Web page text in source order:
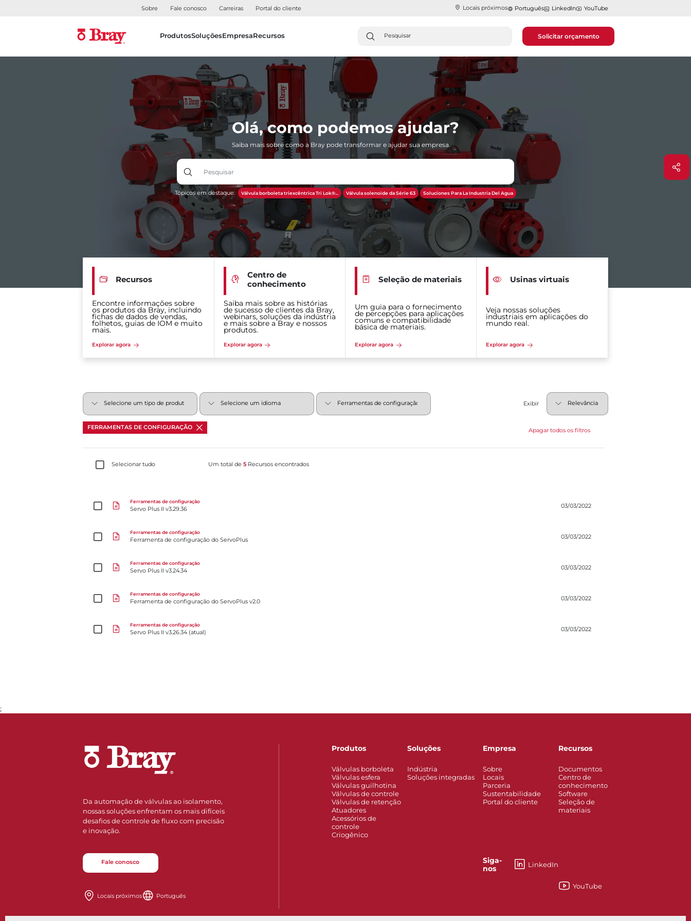
Sobre Fale conosco Carreiras Portal do cliente Locais próximos Português LinkedIn YouTube
ProdutosSoluçõesEmpresaRecursos Solicitar orçamento
Olá, como podemos ajudar?
Saiba mais sobre como a Bray pode transformar e ajudar sua empresa.
Tópicos em destaque: Válvula borboleta triexcêntrica Tri Lok®... Válvula solenoide da Série 63 Soluciones Para La Industria Del Agua
Recursos
Encontre informações sobre
os produtos da Bray, incluindo
fichas de dados de vendas,
folhetos, guias de IOM e muito
mais.
Explorar agora
Centro de
conhecimento
Saiba mais sobre as histórias
de sucesso de clientes da Bray,
webinars, soluções da indústria
e mais sobre a Bray e nossos
produtos.
Explorar agora
Seleção de materiais
Um guia para o fornecimento
de percepções para aplicações
comuns e compatibilidade
básica de materiais.
Explorar agora
Usinas virtuais
Veja nossas soluções
industriais em aplicações do
mundo real.
Explorar agora
Exibir
FERRAMENTAS DE CONFIGURAÇÃO Apagar todos os filtros
Selecionar tudo Um total de5 Recursos encontrados
Ferramentas de configuração
Servo Plus II v3.29.36 03/03/2022
Ferramentas de configuração
Ferramenta de configuração do ServoPlus 03/03/2022
Ferramentas de configuração
Servo Plus II v3.24.34 03/03/2022
Ferramentas de configuração
Ferramenta de configuração do ServoPlus v2.0 03/03/2022
Ferramentas de configuração
Servo Plus II v3.26.34 (atual) 03/03/2022
;
Da automação de válvulas ao isolamento,
nossas soluções enfrentam os mais difíceis
desafios de controle de fluxo com precisão
e inovação.
Fale conosco
Locais próximos Português
Produtos
Válvulas borboleta
Válvulas esfera
Válvulas guilhotina
Válvulas de controle
Válvulas de retenção
Atuadores
Acessórios de
controle
Criogênico
Soluções
Indústria
Soluções integradas
Empresa
Sobre
Locais
Parceria
Sustentabilidade
Portal do cliente
Siga-
nos
LinkedIn
Recursos
Documentos
Centro de
conhecimento
Software
Seleção de
materiais
YouTube